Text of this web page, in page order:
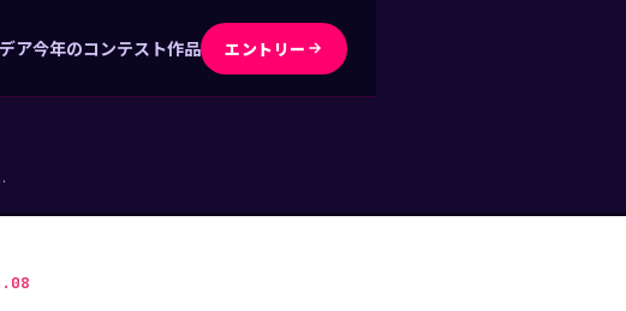
ア今年のコンテスト作品 エントリー